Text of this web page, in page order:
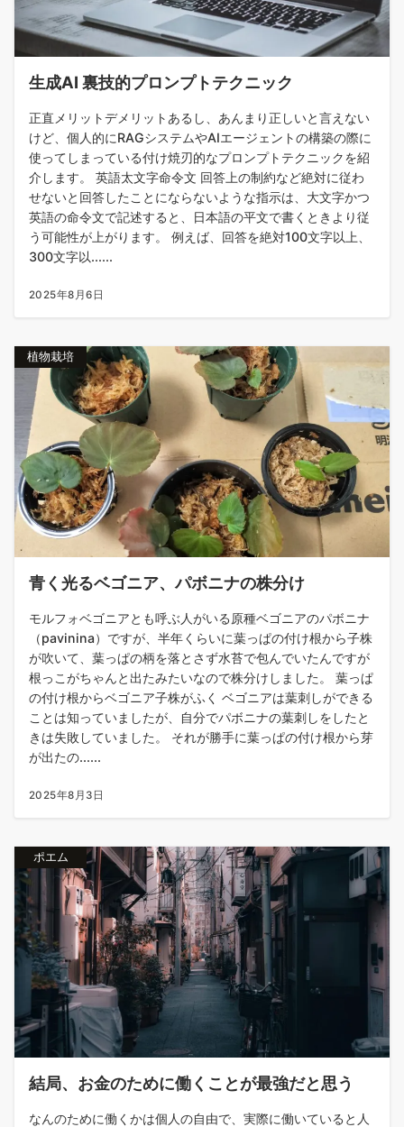
生成AI 裏技的プロンプトテクニック
正直メリットデメリットあるし、あんまり正しいと言えない
けど、個人的にRAGシステムやAIエージェントの構築の際に
使ってしまっている付け焼刃的なプロンプトテクニックを紹
介します。 英語太文字命令文 回答上の制約など絶対に従わ
せないと回答したことにならないような指示は、大文字かつ
英語の命令文で記述すると、日本語の平文で書くときより従
う可能性が上がります。 例えば、回答を絶対100文字以上、
300文字以......
2025年8月6日
植物栽培
青く光るベゴニア、パボニナの株分け
モルフォベゴニアとも呼ぶ人がいる原種ベゴニアのパボニナ
（pavinina）ですが、半年くらいに葉っぱの付け根から子株
が吹いて、葉っぱの柄を落とさず水苔で包んでいたんですが
根っこがちゃんと出たみたいなので株分けしました。 葉っぱ
の付け根からベゴニア子株がふく ベゴニアは葉刺しができる
ことは知っていましたが、自分でパボニナの葉刺しをしたと
きは失敗していました。 それが勝手に葉っぱの付け根から芽
が出たの......
2025年8月3日
ポエム
結局、お金のために働くことが最強だと思う
なんのために働くかは個人の自由で、実際に働いていると人